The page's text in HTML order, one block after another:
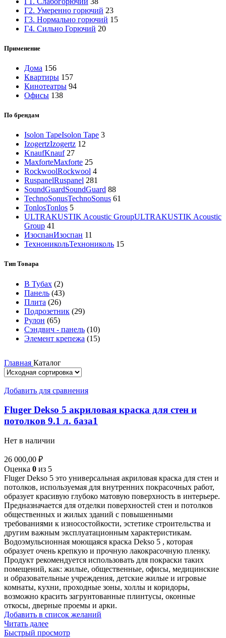
Г2. Умеренно горючий 23
Г3. Нормально горючий 15
Г4. Сильно Горючий 20
Применение
Дома 156
Квартиры 157
Кинотеатры 94
Офисы 138
По брендам
Isolon TapeIsolon Tape 3
IzogertzIzogertz 12
KnaufKnauf 27
MaxforteMaxforte 25
RockwoolRockwool 4
RuspanelRuspanel 281
SoundGuardSoundGuard 88
TechnoSonusTechnoSonus 61
TonlosTonlos 5
ULTRAKUSTIK Acoustic GroupULTRAKUSTIK Acoustic
Group 41
ИзоспанИзоспан 11
ТехноникольТехнониколь 15
Тип Товара
В Тубах (2)
Панель (43)
Плита (26)
Подрозетник (29)
Рулон (65)
Сэндвич - панель (10)
Элемент крепежа (15)
Главная Каталог
Добавить для сравнения
Fluger Dekso 5 акриловая краска для стен и
потолков 9.1 л. база1
Нет в наличии
26 000,00 ₽
Оценка 0 из 5
Fluger Dekso 5 это универсальная акриловая краска для стен и
потолков, используемая для внутренних покрасочных работ,
образует красивую глубоко матовую поверхность в интерьере.
Предназначается для отделки поверхностей стен и потолков
общественных и жилых зданий с повышенными
требованиями к износостойкости, эстетике строительства и
другим важным эксплуатационным характеристикам.
Водоэмульсионная моющаяся краска Dekso 5 , которая
образует очень крепкую и прочную лакокрасочную пленку.
Продукт рекомендуется использовать для покраски таких
помещений, как: жилые, общественные, офисы, медицинские
и образовательные учреждения, детские жилые и игровые
комнаты, кухни, проходные зоны, холлы и коридоры,
возможно красить загрунтованные плинтусы, оконные
откосы, дверные проемы и арки.
Добавить в список желаний
Читать далее
Быстрый просмотр